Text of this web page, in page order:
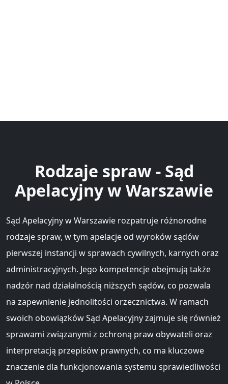
Rodzaje spraw - Sąd
Apelacyjny w Warszawie
Sąd Apelacyjny w Warszawie rozpatruje różnorodne
rodzaje spraw, w tym apelacje od wyroków sądów
pierwszej instancji w sprawach cywilnych, karnych oraz
administracyjnych. Jego kompetencje obejmują także
nadzór nad działalnością niższych sądów, co pozwala
na zapewnienie jednolitości orzecznictwa. W ramach
swoich obowiązków Sąd Apelacyjny zajmuje się również
sprawami związanymi z ochroną praw obywateli oraz
interpretacją przepisów prawnych, co ma kluczowe
znaczenie dla funkcjonowania systemu sprawiedliwości